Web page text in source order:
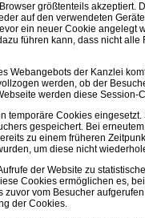
größtenteils akzeptiert.
auf den verwendeten
ein neuer Cookie angelegt
führen kann, dass nicht alle
Webangebots der Kanzlei
werden, ob der
werden diese Session-
temporäre Cookies
gespeichert. Bei
zu einem früheren
um diese nicht
der Website zu
Cookies ermöglichen es,
vom Besucher
der Cookies.